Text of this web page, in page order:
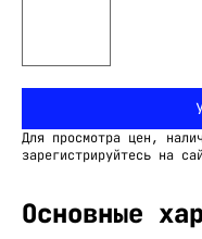
Для просмотра цен,
зарегистрируйтесь на
Основные